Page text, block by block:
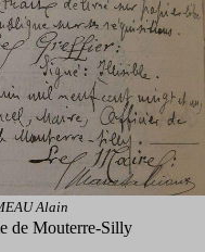
Alain
de Mouterre-Silly